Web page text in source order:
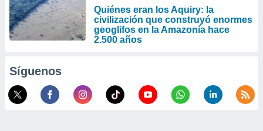
Quiénes eran los Aquiry: la
civilización que construyó enormes
geoglifos en la Amazonía hace
2.500 años
Síguenos